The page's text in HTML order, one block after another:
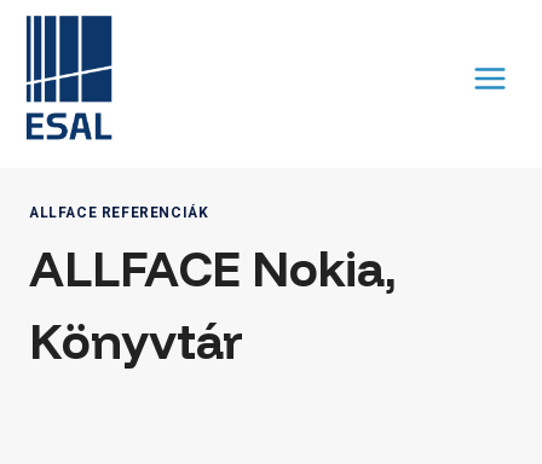
Skip
content
ALLFACE REFERENCIÁK
ALLFACE Nokia,
Könyvtár